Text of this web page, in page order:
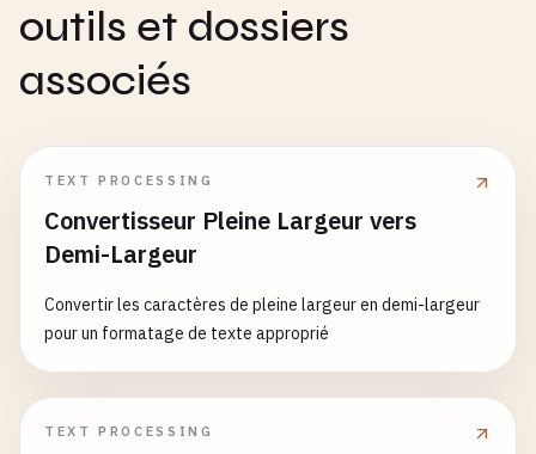
outils et dossiers
associés
TEXT PROCESSING
Convertisseur Pleine Largeur vers
Demi-Largeur
Convertir les caractères de pleine largeur en demi-largeur
pour un formatage de texte approprié
TEXT PROCESSING